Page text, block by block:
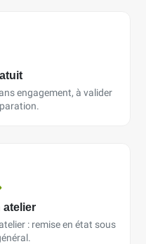
engagement, à valider
atelier
: remise en état sous